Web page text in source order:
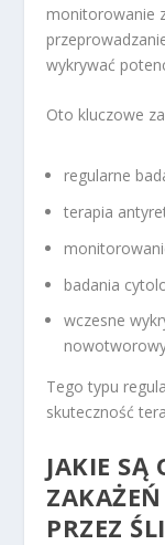
monitorowanie
wykrywać
Oto kluczowe
regularne
terapia
badania
wczesne
Tego typu
skuteczność
JAKIE SĄ
PRZEZ